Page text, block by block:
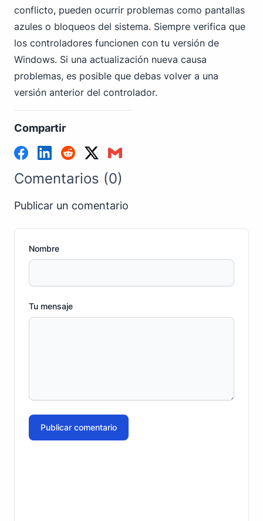
conflicto, pueden ocurrir problemas como pantallas
azules o bloqueos del sistema. Siempre verifica que
los controladores funcionen con tu versión de
Windows. Si una actualización nueva causa
problemas, es posible que debas volver a una
versión anterior del controlador.
Compartir
Comentarios (0)
Publicar un comentario
Nombre
Tu mensaje
Publicar comentario